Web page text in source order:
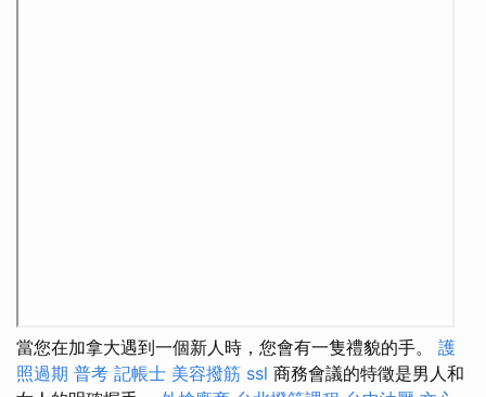
當您在加拿大遇到一個新人時，您會有一隻禮貌的手。 護
照過期 普考 記帳士 美容撥筋 ssl 商務會議的特徵是男人和